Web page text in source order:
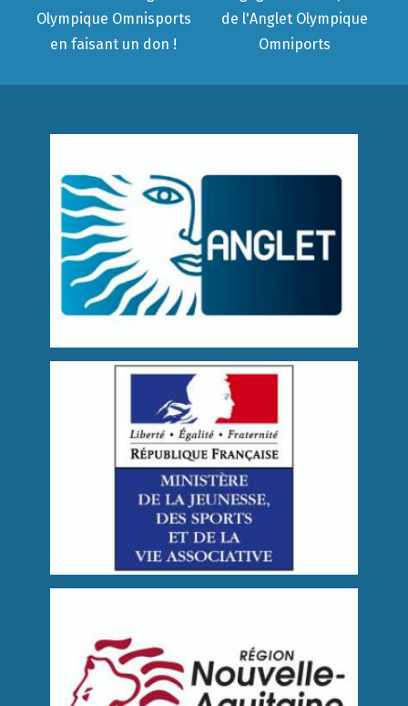
Olympique Omnisports
en faisant un don !
de l'Anglet Olympique
Omniports